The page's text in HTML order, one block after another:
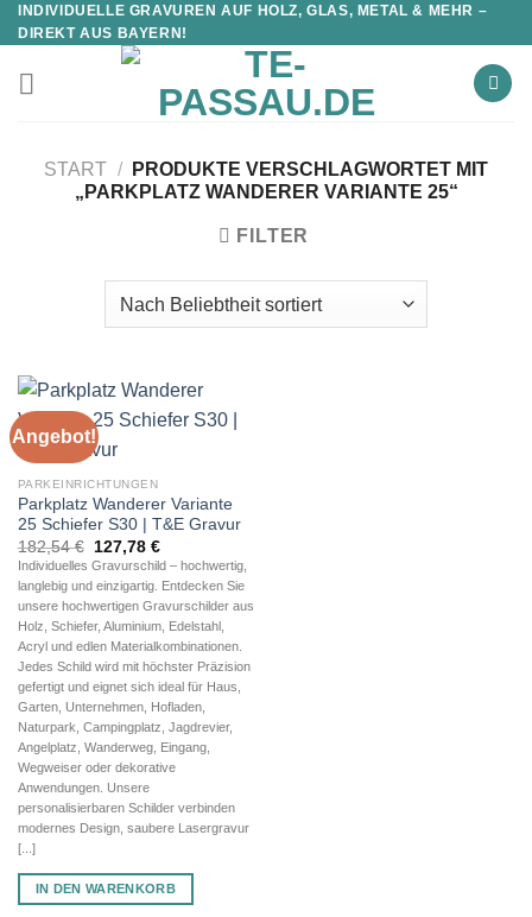
INDIVIDUELLE GRAVUREN AUF HOLZ, GLAS, METAL & MEHR –
DIREKT AUS BAYERN!
START /
PRODUKTE VERSCHLAGWORTET MIT
„PARKPLATZ WANDERER VARIANTE 25“
FILTER
Angebot!
PARKEINRICHTUNGEN
Parkplatz Wanderer Variante
25 Schiefer S30 | T&E Gravur
182,54€
Ursprünglicher
Preis
war:
182,54 €
127,78 €Aktueller
Preis
ist:
127,78 €.
Individuelles Gravurschild – hochwertig,
langlebig und einzigartig. Entdecken Sie
unsere hochwertigen Gravurschilder aus
Holz, Schiefer, Aluminium, Edelstahl,
Acryl und edlen Materialkombinationen.
Jedes Schild wird mit höchster Präzision
gefertigt und eignet sich ideal für Haus,
Garten, Unternehmen, Hofladen,
Naturpark, Campingplatz, Jagdrevier,
Angelplatz, Wanderweg, Eingang,
Wegweiser oder dekorative
Anwendungen. Unsere
personalisierbaren Schilder verbinden
modernes Design, saubere Lasergravur
[...]
IN DEN WARENKORB